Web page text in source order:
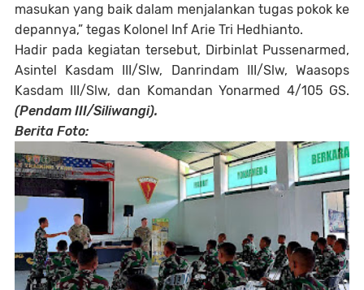
masukan yang baik dalam menjalankan tugas pokok ke
depannya,” tegas Kolonel Inf Arie Tri Hedhianto.
Hadir pada kegiatan tersebut, Dirbinlat Pussenarmed,
Asintel Kasdam III/Slw, Danrindam III/Slw, Waasops
Kasdam III/Slw, dan Komandan Yonarmed 4/105 GS.
(Pendam III/Siliwangi).
Berita Foto: